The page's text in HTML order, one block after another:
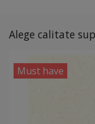
Alege calitate
Must have